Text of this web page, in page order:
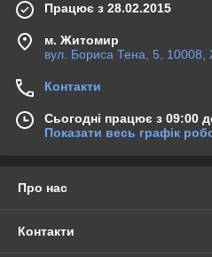
Працює з 28.02.2015
м. Житомир
вул. Бориса Тена, 5, 10008,
Контакти
Сьогодні працює з 09:00
Показати весь графік
Про нас
Контакти